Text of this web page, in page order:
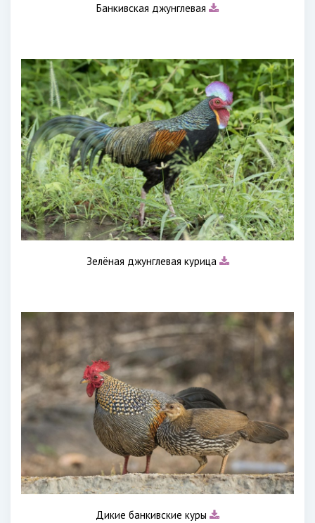
Банкивская джунглевая
Зелёная джунглевая курица
Дикие банкивские куры